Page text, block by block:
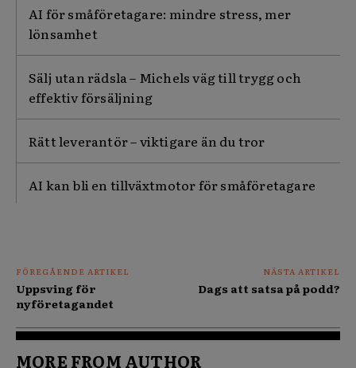
AI för småföretagare: mindre stress, mer
lönsamhet
Sälj utan rädsla – Michels väg till trygg och
effektiv försäljning
Rätt leverantör – viktigare än du tror
AI kan bli en tillväxtmotor för småföretagare
FÖREGÅENDE ARTIKEL
Uppsving för
nyföretagandet
NÄSTA ARTIKEL
Dags att satsa på podd?
MORE FROM AUTHOR